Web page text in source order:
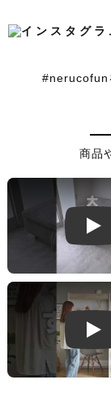
#nerucofun
商品
Play
Play